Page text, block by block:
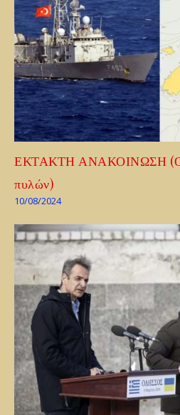
ΕΚΤΑΚΤΗ ΑΝΑΚΟΙΝΩΣΗ (Ο
πυλών)
10/08/2024